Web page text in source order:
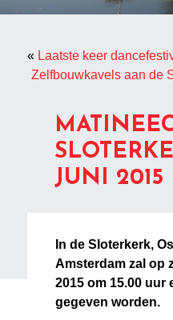
« Laatste keer
Zelfbouwkavels aan de
JUNI 2015
In de Sloterkerk,
Amsterdam zal op
2015 om 15.00 uur
gegeven worden.